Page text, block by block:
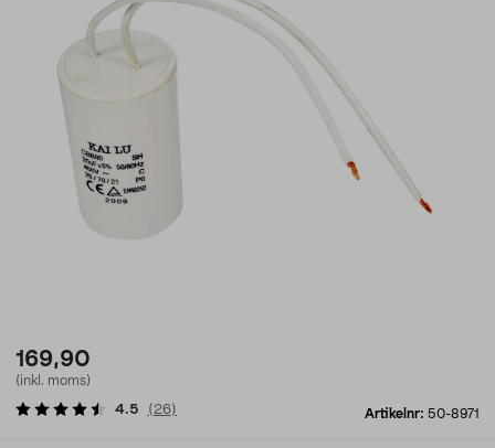
169,90
(inkl. moms)
Artikelnr: 50-8971
4.5 ( 26)